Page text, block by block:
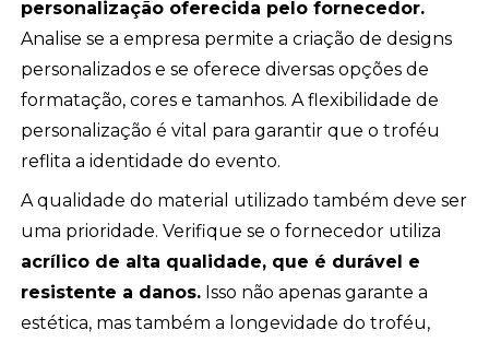
personalização oferecida pelo fornecedor.
Analise se a empresa permite a criação de designs
personalizados e se oferece diversas opções de
formatação, cores e tamanhos. A flexibilidade de
personalização é vital para garantir que o troféu
reflita a identidade do evento.
A qualidade do material utilizado também deve ser
uma prioridade. Verifique se o fornecedor utiliza
acrílico de alta qualidade, que é durável e
resistente a danos. Isso não apenas garante a
estética, mas também a longevidade do troféu,